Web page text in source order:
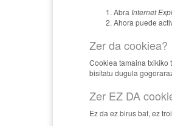
Abra Internet
Ahora puede
Zer da cookiea?
Cookiea tamaina txikiko
bisitatu dugula
Zer EZ DA
Ez da ez birus bat, ez